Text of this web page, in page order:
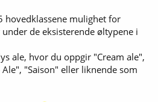
hovedklassene mulighet for
de eksisterende øltypene i
ale, hvor du oppgir "Cream ale",
"Saison" eller liknende som